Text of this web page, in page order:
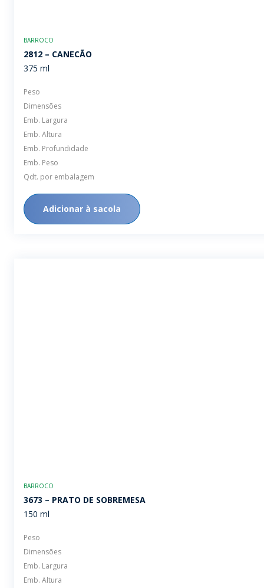
BARROCO
2812 – CANECÃO
375 ml
Peso
Dimensões
Emb. Largura
Emb. Altura
Emb. Profundidade
Emb. Peso
Qdt. por embalagem
Adicionar à sacola
BARROCO
3673 – PRATO DE SOBREMESA
150 ml
Peso
Dimensões
Emb. Largura
Emb. Altura